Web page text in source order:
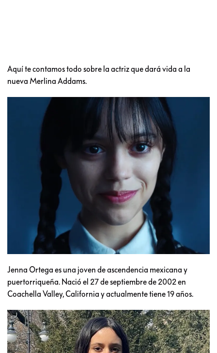
Aquí te contamos todo sobre la actriz que dará vida a la
nueva Merlina Addams.
Jenna Ortega es una joven de ascendencia mexicana y
puertorriqueña. Nació el 27 de septiembre de 2002 en
Coachella Valley, California y actualmente tiene 19 años.